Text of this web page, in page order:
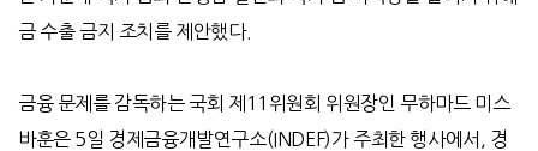
금 수출 금지 조치를 제안했다.
금융 문제를 감독하는 국회 제 11 위원회 위원장인 무하마드 미스
바훈은 5일 경제금융개발연구소(INDEF)가 주최한 행사에서
경